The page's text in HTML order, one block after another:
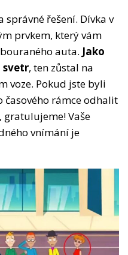
správné řešení. Dívka v
prvkem, který vám
auta. Jako
svetr, ten zůstal na
voze. Pokud jste byli
časového rámce odhalit
Vaše
vnímání je